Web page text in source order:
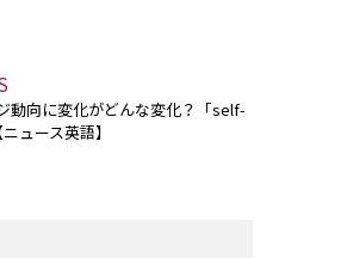
向に変化が――どんな変化？「self-
ュース英語】